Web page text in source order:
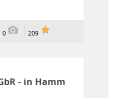
0 209
- in Hamm